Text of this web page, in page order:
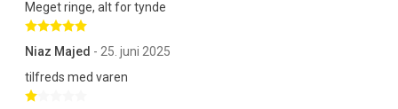
Meget ringe, alt for tynde
Betygsatt 5 av 5 stjärnor
Niaz Majed - 25. juni 2025
tilfreds med varen